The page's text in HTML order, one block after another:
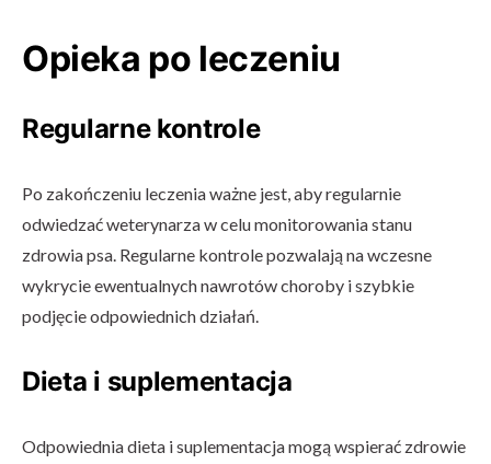
Opieka po leczeniu
Regularne kontrole
Po zakończeniu leczenia ważne jest, aby regularnie
odwiedzać weterynarza w celu monitorowania stanu
zdrowia psa. Regularne kontrole pozwalają na wczesne
wykrycie ewentualnych nawrotów choroby i szybkie
podjęcie odpowiednich działań.
Dieta i suplementacja
Odpowiednia dieta i suplementacja mogą wspierać zdrowie